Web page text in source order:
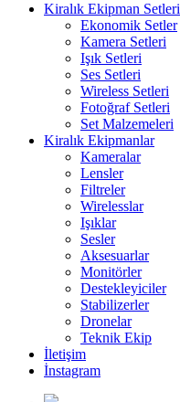
Kiralık Ekipman Setleri
Ekonomik Setler
Kamera Setleri
Işık Setleri
Ses Setleri
Wireless Setleri
Fotoğraf Setleri
Set Malzemeleri
Kiralık Ekipmanlar
Kameralar
Lensler
Filtreler
Wirelesslar
Işıklar
Sesler
Aksesuarlar
Monitörler
Destekleyiciler
Stabilizerler
Dronelar
Teknik Ekip
İletişim
İnstagram